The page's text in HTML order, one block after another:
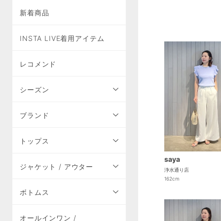
新着商品
INSTA LIVE着用アイテム
レコメンド
シーズン
ブランド
トップス
ジャケット / アウター
ボトムス
オールインワン /
saya
浄水通り店
162cm